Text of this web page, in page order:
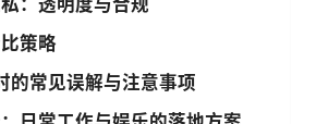
策略
的常见误解与注意事项